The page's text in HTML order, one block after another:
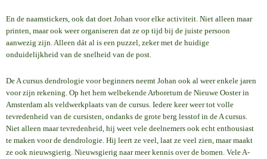
En de naamstickers, ook dat doet Johan voor elke activiteit. Niet alleen maar
printen, maar ook weer organiseren dat ze op tijd bij de juiste persoon
aanwezig zijn. Alleen dát al is een puzzel, zeker met de huidige
onduidelijkheid van de snelheid van de post.
De A cursus dendrologie voor beginners neemt Johan ook al weer enkele jaren
voor zijn rekening. Op het hem welbekende Arboretum de Nieuwe Ooster in
Amsterdam als veldwerkplaats van de cursus. Iedere keer weer tot volle
tevredenheid van de cursisten, ondanks de grote berg lesstof in de A cursus.
Niet alleen maar tevredenheid, hij weet vele deelnemers ook echt enthousiast
te maken voor de dendrologie. Hij leert ze veel, laat ze veel zien, maar maakt
ze ook nieuwsgierig. Nieuwsgierig naar meer kennis over de bomen. Vele A-